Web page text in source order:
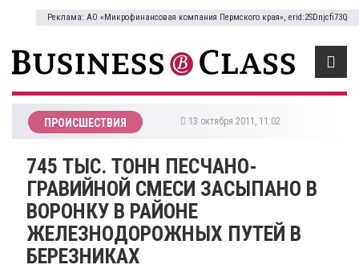
Реклама: АО «Микрофинансовая компания Пермского края», erid:2SDnjcfi73Q
ПРОИСШЕСТВИЯ 13 октября 2011, 11:02
745 ТЫС. ТОНН ПЕСЧАНО-
ГРАВИЙНОЙ СМЕСИ ЗАСЫПАНО В
ВОРОНКУ В РАЙОНЕ
ЖЕЛЕЗНОДОРОЖНЫХ ПУТЕЙ В
БЕРЕЗНИКАХ